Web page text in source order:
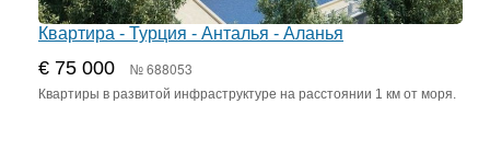
Квартира - Турция - Анталья - Аланья
€ 75 000 № 688053
Квартиры в развитой инфраструктуре на расстоянии 1 км от моря.